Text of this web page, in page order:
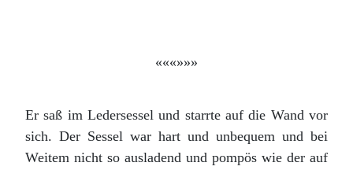
«««»»»
Er saß im Ledersessel und starrte auf die Wand vor
sich. Der Sessel war hart und unbequem und bei
Weitem nicht so ausladend und pompös wie der auf